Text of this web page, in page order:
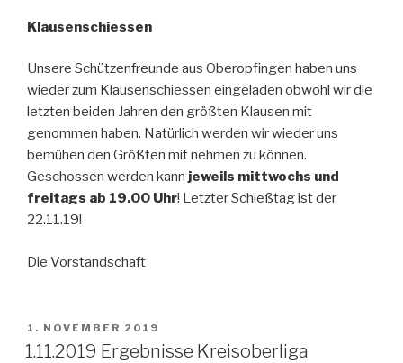
Klausenschiessen
Unsere Schützenfreunde aus Oberopfingen haben uns
wieder zum Klausenschiessen eingeladen obwohl wir die
letzten beiden Jahren den größten Klausen mit
genommen haben. Natürlich werden wir wieder uns
bemühen den Größten mit nehmen zu können.
Geschossen werden kann jeweils mittwochs und
freitags ab 19.00 Uhr! Letzter Schießtag ist der
22.11.19!
Die Vorstandschaft
VERÖFFENTLICHT
AM
1. NOVEMBER 2019
1.11.2019 Ergebnisse Kreisoberliga